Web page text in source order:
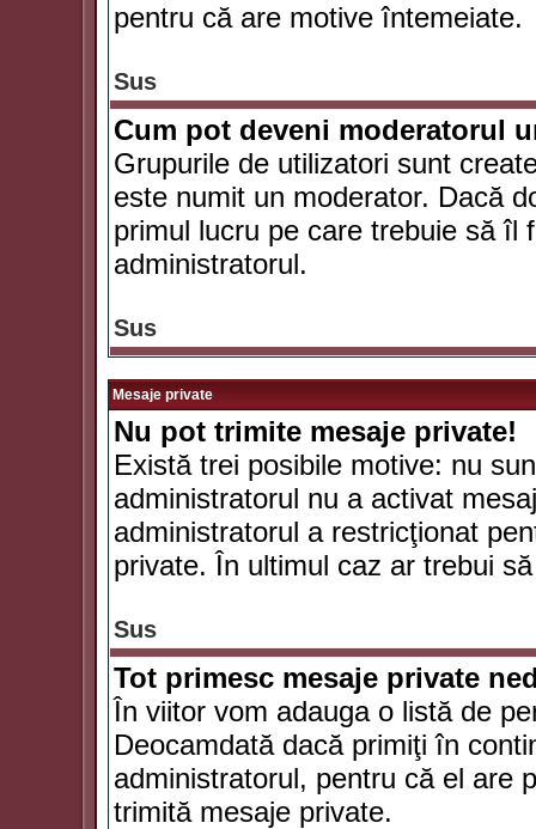
pentru că are motive întemeiate.
Sus
Cum pot deveni moderatorul
Grupurile de utilizatori sunt
este numit un moderator. Dacă
primul lucru pe care trebuie să îl
administratorul.
Sus
Mesaje private
Nu pot trimite mesaje private!
Există trei posibile motive: nu
administratorul nu a activat
administratorul a restricţionat
private. În ultimul caz ar trebui
Sus
Tot primesc mesaje private
În viitor vom adauga o listă de
Deocamdată dacă primiţi în
administratorul, pentru că el are
trimită mesaje private.